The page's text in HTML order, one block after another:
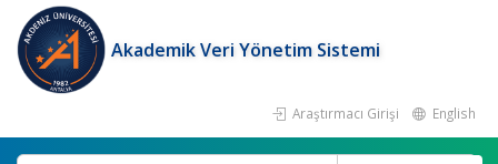
Akademik Veri Yönetim Sistemi
Araştırmacı Girişi English